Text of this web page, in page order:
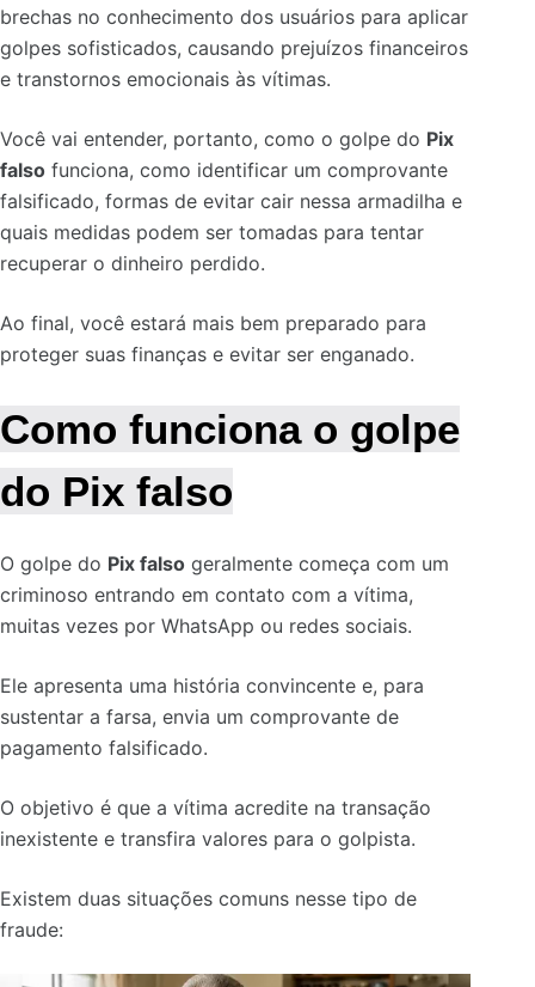
brechas no conhecimento dos usuários para aplicar
golpes sofisticados, causando prejuízos financeiros
e transtornos emocionais às vítimas.
Você vai entender, portanto, como o golpe do Pix
falso funciona, como identificar um comprovante
falsificado, formas de evitar cair nessa armadilha e
quais medidas podem ser tomadas para tentar
recuperar o dinheiro perdido.
Ao final, você estará mais bem preparado para
proteger suas finanças e evitar ser enganado.
Como funciona o golpe
do Pix falso
O golpe do Pix falso geralmente começa com um
criminoso entrando em contato com a vítima,
muitas vezes por WhatsApp ou redes sociais.
Ele apresenta uma história convincente e, para
sustentar a farsa, envia um comprovante de
pagamento falsificado.
O objetivo é que a vítima acredite na transação
inexistente e transfira valores para o golpista.
Existem duas situações comuns nesse tipo de
fraude: